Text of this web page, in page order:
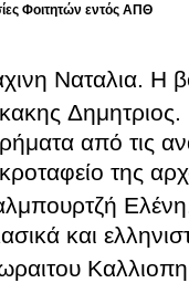
Φοιτητών εντός ΑΠΘ
Ναταλια. Η
από τις
της
και